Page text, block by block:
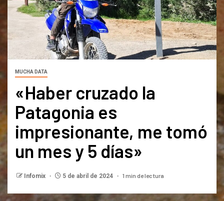
MUCHA DATA
«Haber cruzado la
Patagonia es
impresionante, me tomó
un mes y 5 días»
Infomix 5 de abril de 2024 1 min de lectura